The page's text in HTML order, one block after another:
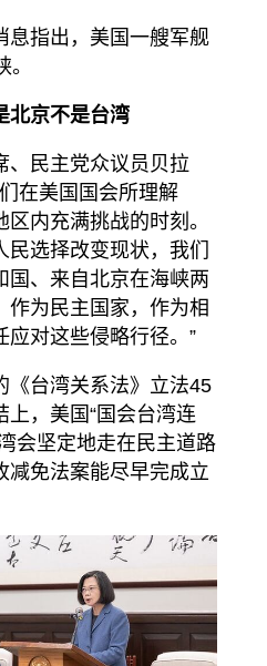
息指出，美国一艘军舰
北京不是台湾
、民主党众议员贝拉
在美国国会所理解
内充满挑战的时刻。
选择改变现状，我们
国、来自北京在海峡两
作为民主国家，作为相
对这些侵略行径。”
《台湾关系法》立法45
，美国“国会台湾连
会坚定地走在民主道路
减免法案能尽早完成立